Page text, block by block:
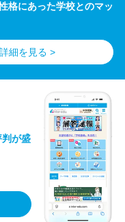
格にあった学校とのマッ
細を見る >
が盛